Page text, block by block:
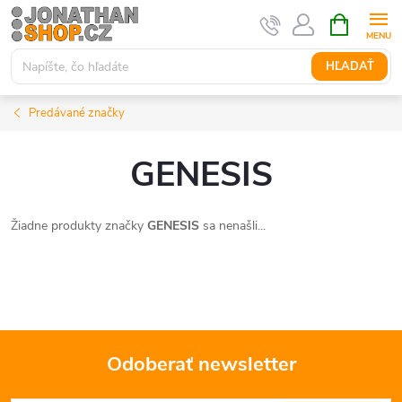
Prejsť
na
obsah
HĽADAŤ
KOŠÍK
Predávané značky
GENESIS
Žiadne produkty značky GENESIS sa nenašli...
Odoberať newsletter